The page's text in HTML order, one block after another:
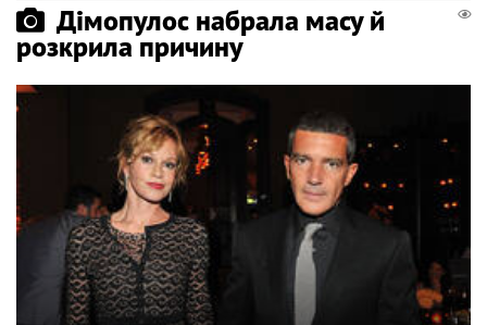
Дімопулос набрала масу й
розкрила причину